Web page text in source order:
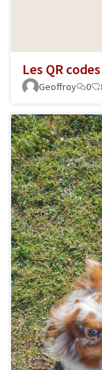
Les QR
Geoffroy
0